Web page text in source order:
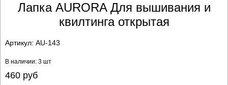
Лапка AURORA Для вышивания и
квилтинга открытая
Артикул: AU-143
В наличии: 3 шт
460руб